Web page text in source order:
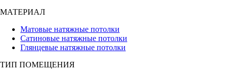
МАТЕРИАЛ
Матовые натяжные потолки
Сатиновые натяжные потолки
Глянцевые натяжные потолки
ТИП ПОМЕЩЕНИЯ